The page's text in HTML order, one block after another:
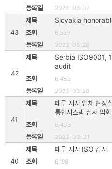
2024-06-07
43
Slovakia
6,559
2023-06-28
42
Serbia ISO9001,
audit
6,485
2023-06-28
41
페루 지사 업체 현
통합시스템 심사 입회
6,403
2023-03-31
40
페루 지사 ISO 감사
6,198